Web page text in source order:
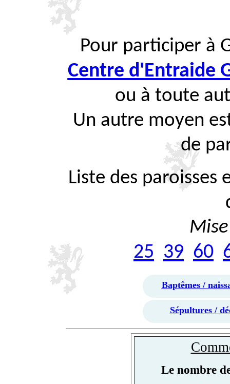
Pour participer à
Centre d'Entraide
ou à toute
Un autre moyen
de
Liste des paroisses
25 39 60
Baptêmes /
Sépultures /
Le nombre